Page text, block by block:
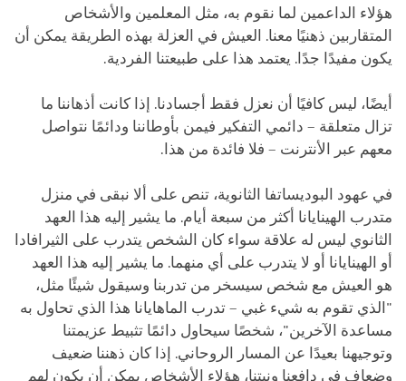
هؤلاء الداعمين لما نقوم به، مثل المعلمين والأشخاص
المتقاربين ذهنيًا معنا. العيش في العزلة بهذه الطريقة يمكن أن
يكون مفيدًا جدًا. يعتمد هذا على طبيعتنا الفردية.
أيضًا، ليس كافيًا أن نعزل فقط أجسادنا. إذا كانت أذهاننا ما
تزال متعلقة – دائمي التفكير فيمن بأوطاننا ودائمًا نتواصل
معهم عبر الأنترنت – فلا فائدة من هذا.
في عهود البوديساتفا الثانوية، تنص على ألا نبقى في منزل
متدرب الهينايانا أكثر من سبعة أيام. ما يشير إليه هذا العهد
الثانوي ليس له علاقة سواء كان الشخص يتدرب على الثيرافادا
أو الهينايانا أو لا يتدرب على أي منهما. ما يشير إليه هذا العهد
هو العيش مع شخص سيسخر من تدربنا وسيقول شيئًا مثل،
"الذي تقوم به شيء غبي – تدرب الماهايانا هذا الذي تحاول به
مساعدة الآخرين"، شخصًا سيحاول دائمًا تثبيط عزيمتنا
وتوجيهنا بعيدًا عن المسار الروحاني. إذا كان ذهننا ضعيف
وضعاف في دافعنا ونيتنا، هؤلاء الأشخاص يمكن أن يكون لهم